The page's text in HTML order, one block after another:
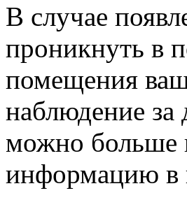
В случае
проникнуть в
помещения
наблюдение за
можно больше
информацию в